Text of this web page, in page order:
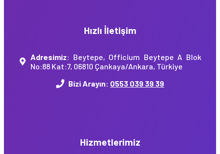
Hızlı İletişim
Adresimiz: Beytepe, Officium Beytepe A Blok
No:88 Kat:7, 06810 Çankaya/Ankara, Türkiye
Bizi Arayın: 0553 039 39 39
Hizmetlerimiz